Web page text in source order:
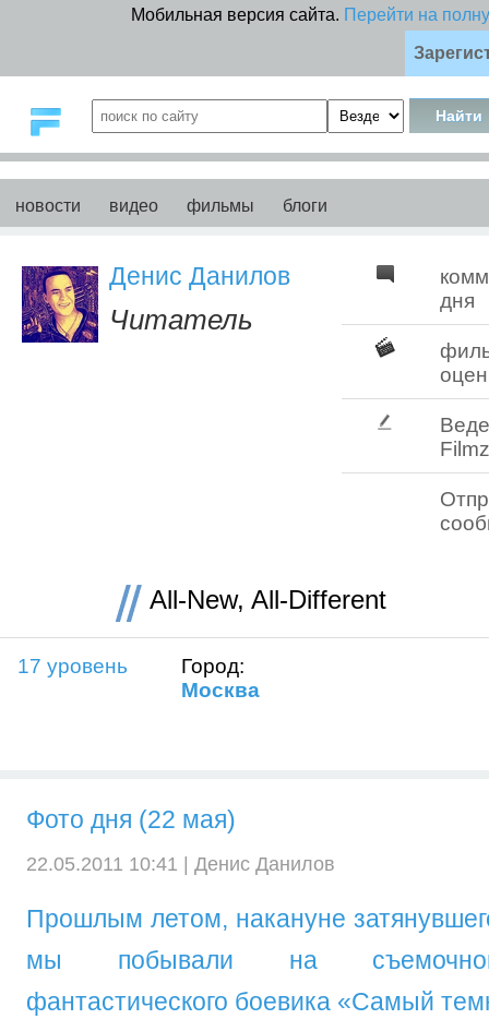
Мобильная версия сайта. Перейти на
новости видео фильмы блоги
дня
Денис Данилов
Читатель
All-New, All-Different
17 уровень
Город:
Москва
Фото дня (22 мая)
22.05.2011 10:41 | Денис Данилов
Прошлым летом, накануне
мы побывали на
фантастического боевика «Самый